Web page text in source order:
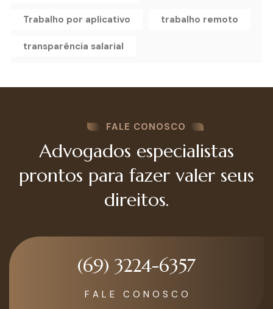
Trabalho por aplicativo trabalho remoto
transparência salarial
FALE CONOSCO
Advogados especialistas
prontos para fazer valer seus
direitos.
(69) 3224-6357
F A L E C O N O S C O